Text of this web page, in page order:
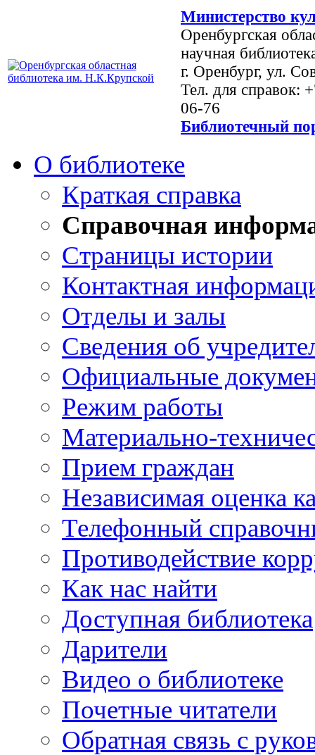
Министерство
Оренбургская
научная
г. Оренбург, ул.
Тел. для справок:
06-76
Библиотечный
О библиотеке
Краткая справка
Справочная
Страницы истории
Контактная
Отделы и залы
Сведения об
Официальные
Режим работы
Материально-
Прием граждан
Независимая оценка
Телефонный
Противодействие
Как нас найти
Доступная библиотека
Дарители
Видео о библиотеке
Почетные читатели
Обратная связь с